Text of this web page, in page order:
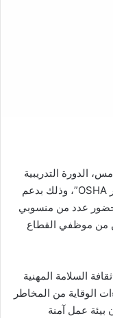
الدورة التدريبية
بعنوان “السلامة والصحة المهنية وفقًا لمعايير OSHA”، وذلك بدعم
عدد من منسوبي
من موظفي القطاع
إلى تعزيز ثقافة السلامة المهنية
الوقاية من المخاطر
بيئة عمل آمنة